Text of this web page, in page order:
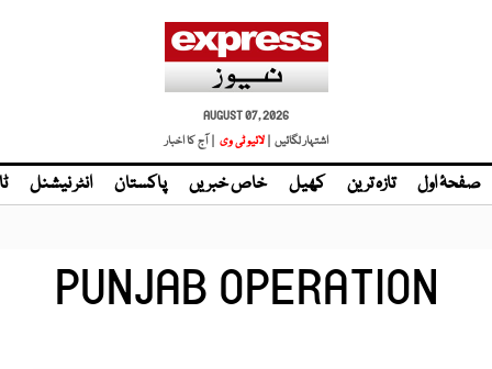
AUGUST 07, 2026
اشتہار لگائیں | لائیو ٹی وی | آج کا اخبار
صفحۂ اول تازہ ترین کھیل خاص خبریں پاکستان انٹر نیشنل
PUNJAB OPERATION